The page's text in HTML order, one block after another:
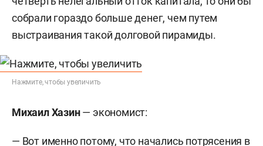
собрали гораздо больше денег, чем путем
выстраивания такой долговой пирамиды.
Нажмите, чтобы увеличить
Михаил Хазин— экономист:
— Вот именно потому, что начались потрясения в